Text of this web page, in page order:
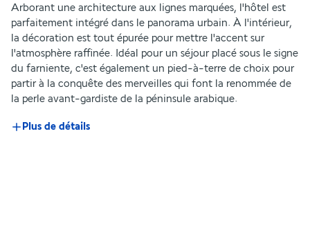
Arborant une architecture aux lignes marquées, l'hôtel est
parfaitement intégré dans le panorama urbain. À l'intérieur,
la décoration est tout épurée pour mettre l'accent sur
l'atmosphère raffinée. Idéal pour un séjour placé sous le signe
du farniente, c'est également un pied-à-terre de choix pour
partir à la conquête des merveilles qui font la renommée de
la perle avant-gardiste de la péninsule arabique.
Plus de détails